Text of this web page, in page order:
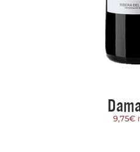
9,75€